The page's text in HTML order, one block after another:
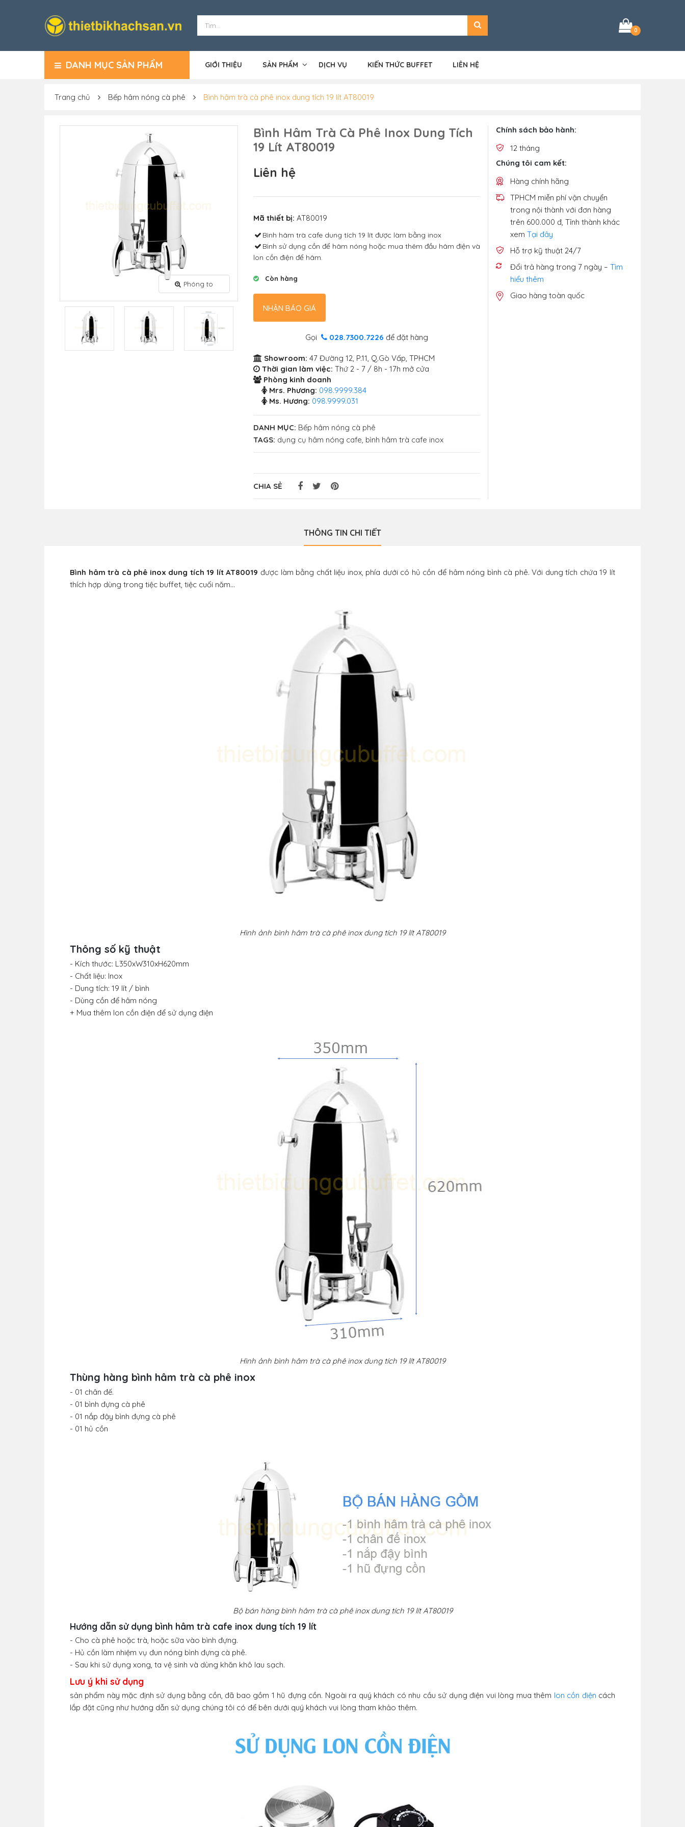
0
DANH MỤC SẢN PHẨM GIỚI THIỆU SẢN PHẨM DỊCH VỤ KIẾN THỨC BUFFET LIÊN HỆ
Trang chủ Bếp hâm nóng cà phê Bình hâm trà cà phê inox dung tích 19 lít AT80019
Phóng to
Bình Hâm Trà Cà Phê Inox Dung Tích
19 Lít AT80019
Liên hệ
Mã thiết bị: AT80019
Bình hâm trà cafe dung tích 19 lít được làm bằng inox
Bình sử dụng cồn để hâm nóng hoặc mua thêm đầu hâm điện và
lon cồn điện để hâm.
Còn hàng
NHẬN BÁO GIÁ
Gọi 028.7300.7226 để đặt hàng
Showroom: 47 Đường 12, P.11, Q.Gò Vấp, TPHCM
Thời gian làm việc: Thứ 2 - 7 / 8h - 17h mở cửa
Phòng kinh doanh
Mrs. Phương: 098.9999.384
Ms. Hương: 098.9999.031
DANH MỤC: Bếp hâm nóng cà phê
TAGS: dụng cụ hâm nóng cafe, bình hâm trà cafe inox
CHIA SẺ
Chính sách bảo hành:
12 tháng
Chúng tôi cam kết:
Hàng chính hãng
TPHCM miễn phí vận chuyển
trong nội thành với đơn hàng
trên 600.000 đ, Tỉnh thành khác
xem Tại đây
Hỗ trợ kỹ thuật 24/7
Đổi trả hàng trong 7 ngày – Tìm
hiểu thêm
Giao hàng toàn quốc
THÔNG TIN CHI TIẾT
Bình hâm trà cà phê inox dung tích 19 lít AT80019 được làm bằng chất liệu inox, phía dưới có hủ cồn để hâm nóng bình cà phê. Với dung tích chứa 19 lít
thích hợp dùng trong tiệc buffet, tiệc cuối năm…
Hình ảnh bình hâm trà cà phê inox dung tích 19 lít AT80019
Thông số kỹ thuật
- Kích thước: L350xW310xH620mm
- Chất liệu: Inox
- Dung tích: 19 lít / bình
- Dùng cồn để hâm nóng
+ Mua thêm lon cồn điện để sử dụng điện
Hình ảnh bình hâm trà cà phê inox dung tích 19 lít AT80019
Thùng hàng bình hâm trà cà phê inox
- 01 chân đế.
- 01 bình đựng cà phê
- 01 nắp đậy bình đựng cà phê
- 01 hủ cồn
Bộ bán hàng bình hâm trà cà phê inox dung tích 19 lít AT80019
Hướng dẫn sử dụng bình hâm trà cafe inox dung tích 19 lít
- Cho cà phê hoặc trà, hoặc sữa vào bình đựng.
- Hủ cồn làm nhiệm vụ đun nóng bình đựng cà phê.
- Sau khi sử dụng xong, ta vệ sinh và dùng khăn khô lau sạch.
Lưu ý khi sử dụng
sản phẩm này mặc định sử dụng bằng cồn, đã bao gồm 1 hũ đựng cồn. Ngoài ra quý khách có nhu cầu sử dụng điện vui lòng mua thêm lon cồn điện cách
lắp đặt cũng như hướng dẫn sử dụng chúng tôi có để bên dưới quý khách vui lòng tham khảo thêm.